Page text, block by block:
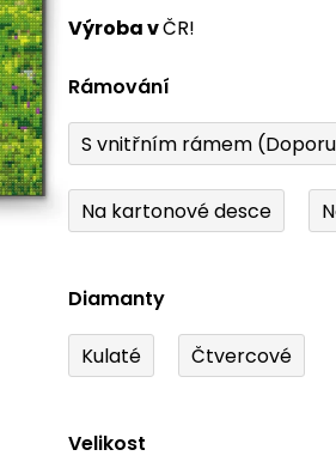
Výroba vČR!
Rámování
S vnitřním rámem
Na kartonové desce
Diamanty
Kulaté Čtvercové
Velikost